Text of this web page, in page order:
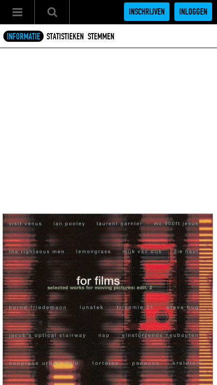
INSCHRIJVEN INLOGGEN
INFORMATIE STATISTIEKEN STEMMEN